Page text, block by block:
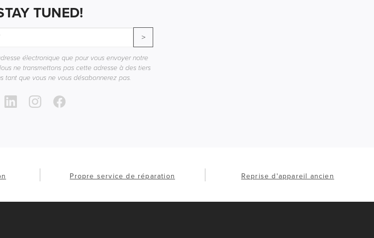
TUNED!
>
électronique que pour vous envoyer notre
ne transmettons pas cette adresse à des tiers
tant que vous ne vous désabonnerez pas.
Propre service de réparation Reprise d'appareil ancien